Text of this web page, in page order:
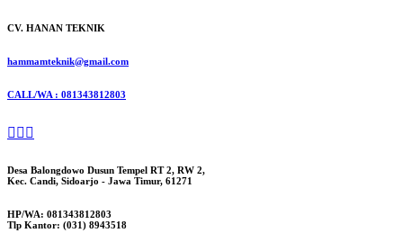
CV. HANAN TEKNIK
hammamteknik@gmail.com
CALL/WA : 081343812803
Desa Balongdowo Dusun Tempel RT 2, RW 2,
Kec. Candi, Sidoarjo - Jawa Timur, 61271
HP/WA: 081343812803
Tlp Kantor: (031) 8943518